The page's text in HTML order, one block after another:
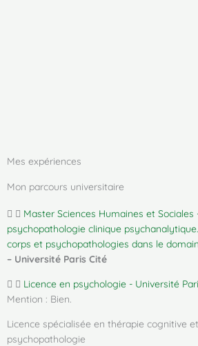
Mes expériences
Mon parcours universitaire
Master Sciences Humaines et
psychopathologie clinique
corps et psychopathologies dans le
– Université Paris Cité
Licence en psychologie - Université
Mention : Bien.
Licence spécialisée en thérapie cognitive
psychopathologie